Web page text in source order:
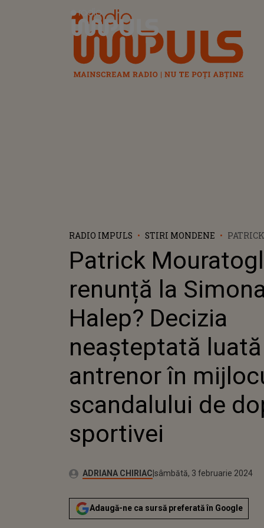
Radio Impuls
RADIO IMPULS STIRI MONDENE
PATRICK
HALEP?
DE
Patrick
renunță la
Halep? Decizia
neașteptată
antrenor în
scandalului de
sportivei
Autor:ADRIANA CHIRIACPublicat:
vineri, 3 februarie 2023
Actualizat:
sâmbătă, 3 februarie 2024
Adaugă-ne ca sursă preferată în Google